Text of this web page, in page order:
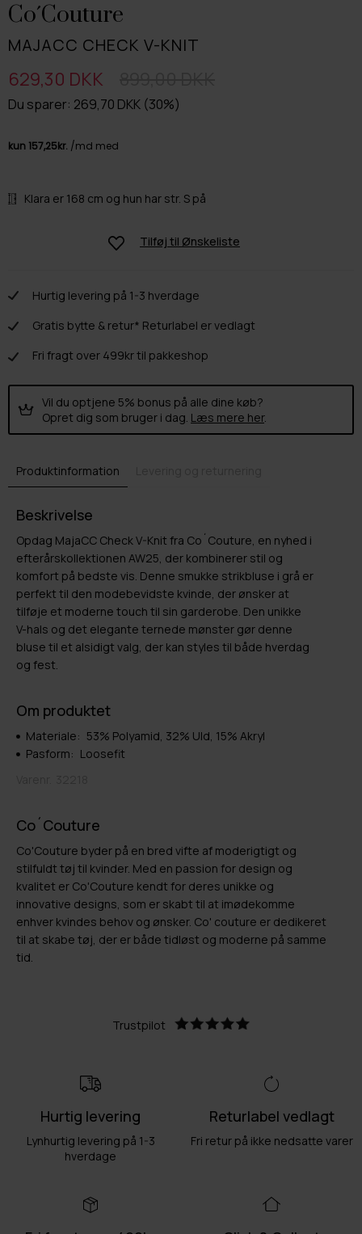
Co´Couture
MAJACC CHECK V-KNIT
Du sparer: 269,70 DKK (30%)
629,30 DKK
Klara er 168 cm og hun har str. S på
Tilføj til Ønskeliste
Hurtig levering på 1-3 hverdage
Gratis bytte & retur* Returlabel er vedlagt
Fri fragt over 499kr til pakkeshop
Vil du optjene 5% bonus på alle dine køb?
Opret dig som bruger i dag. Læs mere her.
Produktinformation
Beskrivelse
Opdag MajaCC Check V-Knit fra Co´Couture, en nyhed i
efterårskollektionen AW25, der kombinerer stil og
komfort på bedste vis. Denne smukke strikbluse i grå er
perfekt til den modebevidste kvinde, der ønsker at
tilføje et moderne touch til sin garderobe. Den unikke
V-hals og det elegante ternede mønster gør denne
bluse til et alsidigt valg, der kan styles til både hverdag
og fest.
Om produktet
Materiale: 53% Polyamid, 32% Uld, 15% Akryl
Pasform: Loosefit
Co´Couture
Co'Couture byder på en bred vifte af moderigtigt og
stilfuldt tøj til kvinder. Med en passion for design og
kvalitet er Co'Couture kendt for deres unikke og
innovative designs, som er skabt til at imødekomme
enhver kvindes behov og ønsker. Co' couture er dedikeret
til at skabe tøj, der er både tidløst og moderne på samme
tid.
Trustpilot
Hurtig levering
Lynhurtig levering på 1-3
hverdage
Returlabel vedlagt
Fri retur på ikke nedsatte varer